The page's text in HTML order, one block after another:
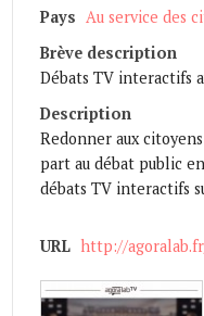
Pays Au service des
Brève description
Débats TV interactifs
Description
Redonner aux
part au débat public
débats TV interactifs
URL http://